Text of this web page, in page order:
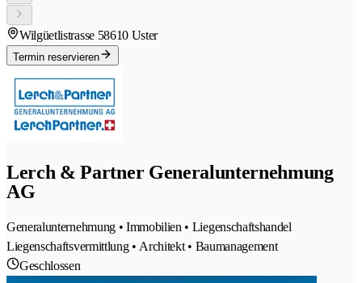
Wilgüetlistrasse 58610 Uster
Termin reservieren
Lerch & Partner Generalunternehmung
AG
Generalunternehmung • Immobilien • Liegenschaftshandel
Liegenschaftsvermittlung • Architekt • Baumanagement
Geschlossen